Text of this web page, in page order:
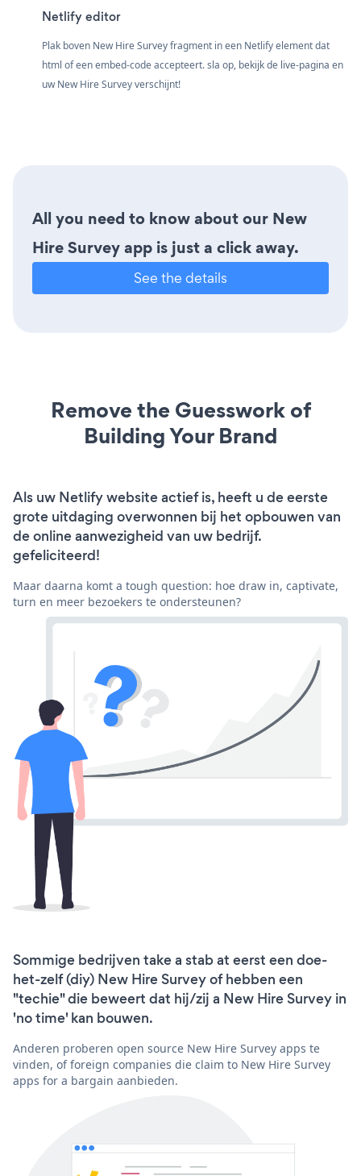
Netlify editor
Plak boven New Hire Survey fragment in een Netlify element dat
html of een embed-code accepteert. sla op, bekijk de live-pagina en
uw New Hire Survey verschijnt!
All you need to know about our New
Hire Survey app is just a click away.
See the details
Remove the Guesswork of
Building Your Brand
Als uw Netlify website actief is, heeft u de eerste
grote uitdaging overwonnen bij het opbouwen van
de online aanwezigheid van uw bedrijf.
gefeliciteerd!
Maar daarna komt a tough question: hoe draw in, captivate,
turn en meer bezoekers te ondersteunen?
Sommige bedrijven take a stab at eerst een doe-
het-zelf (diy) New Hire Survey of hebben een
"techie" die beweert dat hij/zij a New Hire Survey in
'no time' kan bouwen.
Anderen proberen open source New Hire Survey apps te
vinden, of foreign companies die claim to New Hire Survey
apps for a bargain aanbieden.